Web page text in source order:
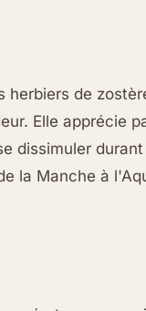
de
Elle apprécie
dissimuler
la Manche à